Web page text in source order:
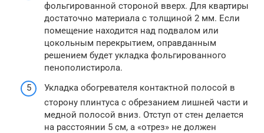
фольгированной стороной вверх. Для квартиры
достаточно материала с толщиной 2 мм. Если
помещение находится над подвалом или
цокольным перекрытием, оправданным
решением будет укладка фольгированного
пенополистирола.
Укладка обогревателя контактной полосой в
сторону плинтуса с обрезанием лишней части и
медной полосой вниз. Отступ от стен делается
на расстоянии 5 см, а «отрез» не должен